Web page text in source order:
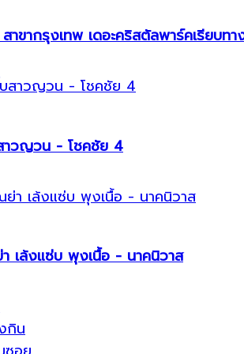
าขากรุงเทพ เดอะคริสตัลพาร์คเรียบท
าวญวน - โชคชัย 4
เล้งแซ่บ พุงเนื้อ - นาคนิวาส
กิน